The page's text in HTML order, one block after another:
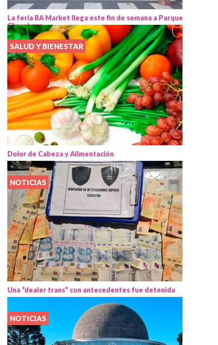
La feria BA Market llega este fin de semana a Parque
Chacabuco
SALUD Y BIENESTAR
Dolor de Cabeza y Alimentación
NOTICIAS
Una “dealer trans” con antecedentes fue detenida
NOTICIAS